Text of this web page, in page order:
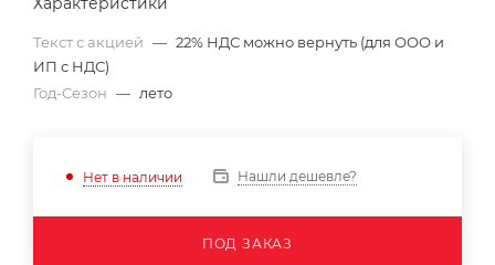
Текст с акцией — 22% НДС можно вернуть (для ООО и
ИП с НДС)
Год-Сезон — лето
Нет в наличии Нашли дешевле?
ПОД ЗАКАЗ